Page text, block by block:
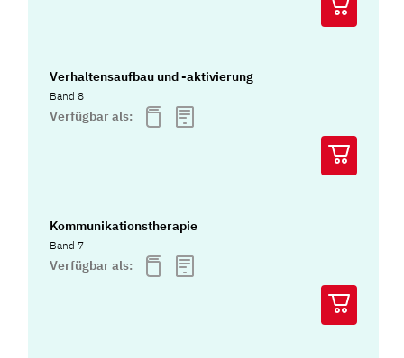
Verhaltensaufbau und -aktivierung
Band 8
Verfügbar als:
Kommunikationstherapie
Band 7
Verfügbar als: